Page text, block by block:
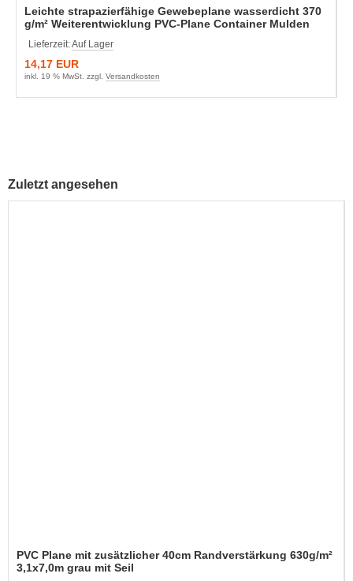
Leichte strapazierfähige Gewebeplane wasserdicht 370
g/m² Weiterentwicklung PVC-Plane Container Mulden
Lieferzeit:Auf Lager
14,17 EUR
inkl. 19 % MwSt. zzgl. Versandkosten
Zuletzt angesehen
PVC Plane mit zusätzlicher 40cm Randverstärkung 630g/m²
3,1x7,0m grau mit Seil